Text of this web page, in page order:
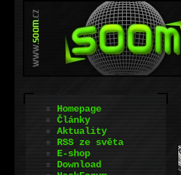
Homepage
Články
Aktuality
RSS ze světa
E-shop
Download